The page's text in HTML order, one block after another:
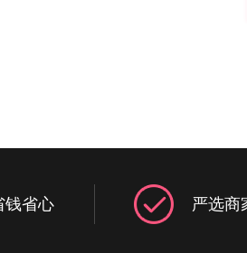
钱省心 严选商